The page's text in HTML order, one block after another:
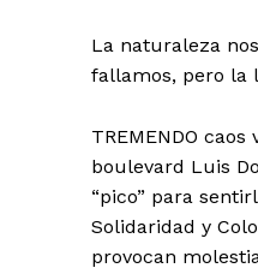
La naturaleza
fallamos, pero la
TREMENDO
boulevard Luis
“pico” para
Solidaridad y
provocan